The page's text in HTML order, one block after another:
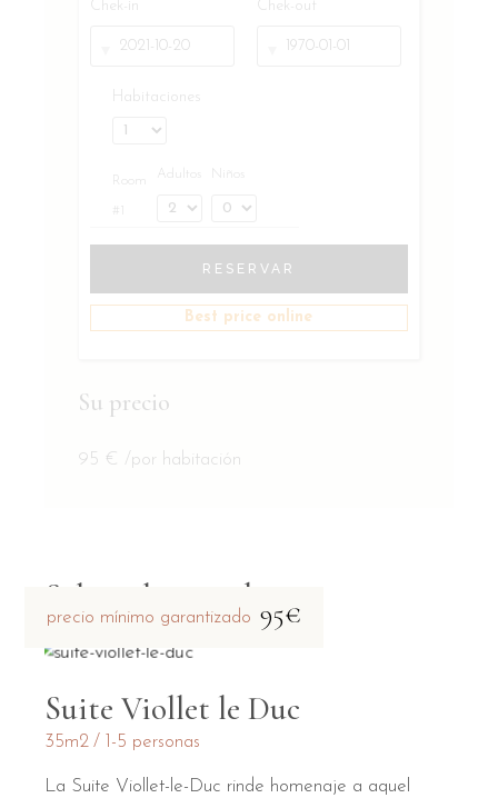
Chek-in Chek-out
Habitaciones
Room Adultos
RESERVAR
Best price online
Su precio
95 € /por habitación
Salas relacionadas
precio mínimo garantizado 95€
Suite Viollet le Duc
35m2 1-5 personas
La Suite Viollet-le-Duc rinde homenaje a aquel